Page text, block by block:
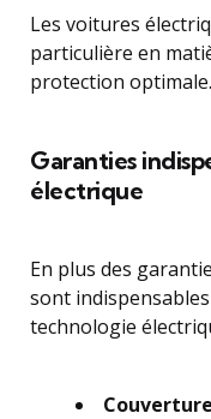
Les voitures
particulière en
protection optimale.
Garanties
électrique
En plus des
sont
technologie